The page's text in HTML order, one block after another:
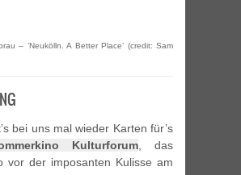
– ‘Neukölln. A Better Place’ (credit: Sam
bei uns mal wieder Karten für’s
Kulturforum , das
vor der imposanten Kulisse am